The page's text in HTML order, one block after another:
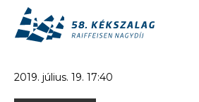
2019. július. 19. 17:40